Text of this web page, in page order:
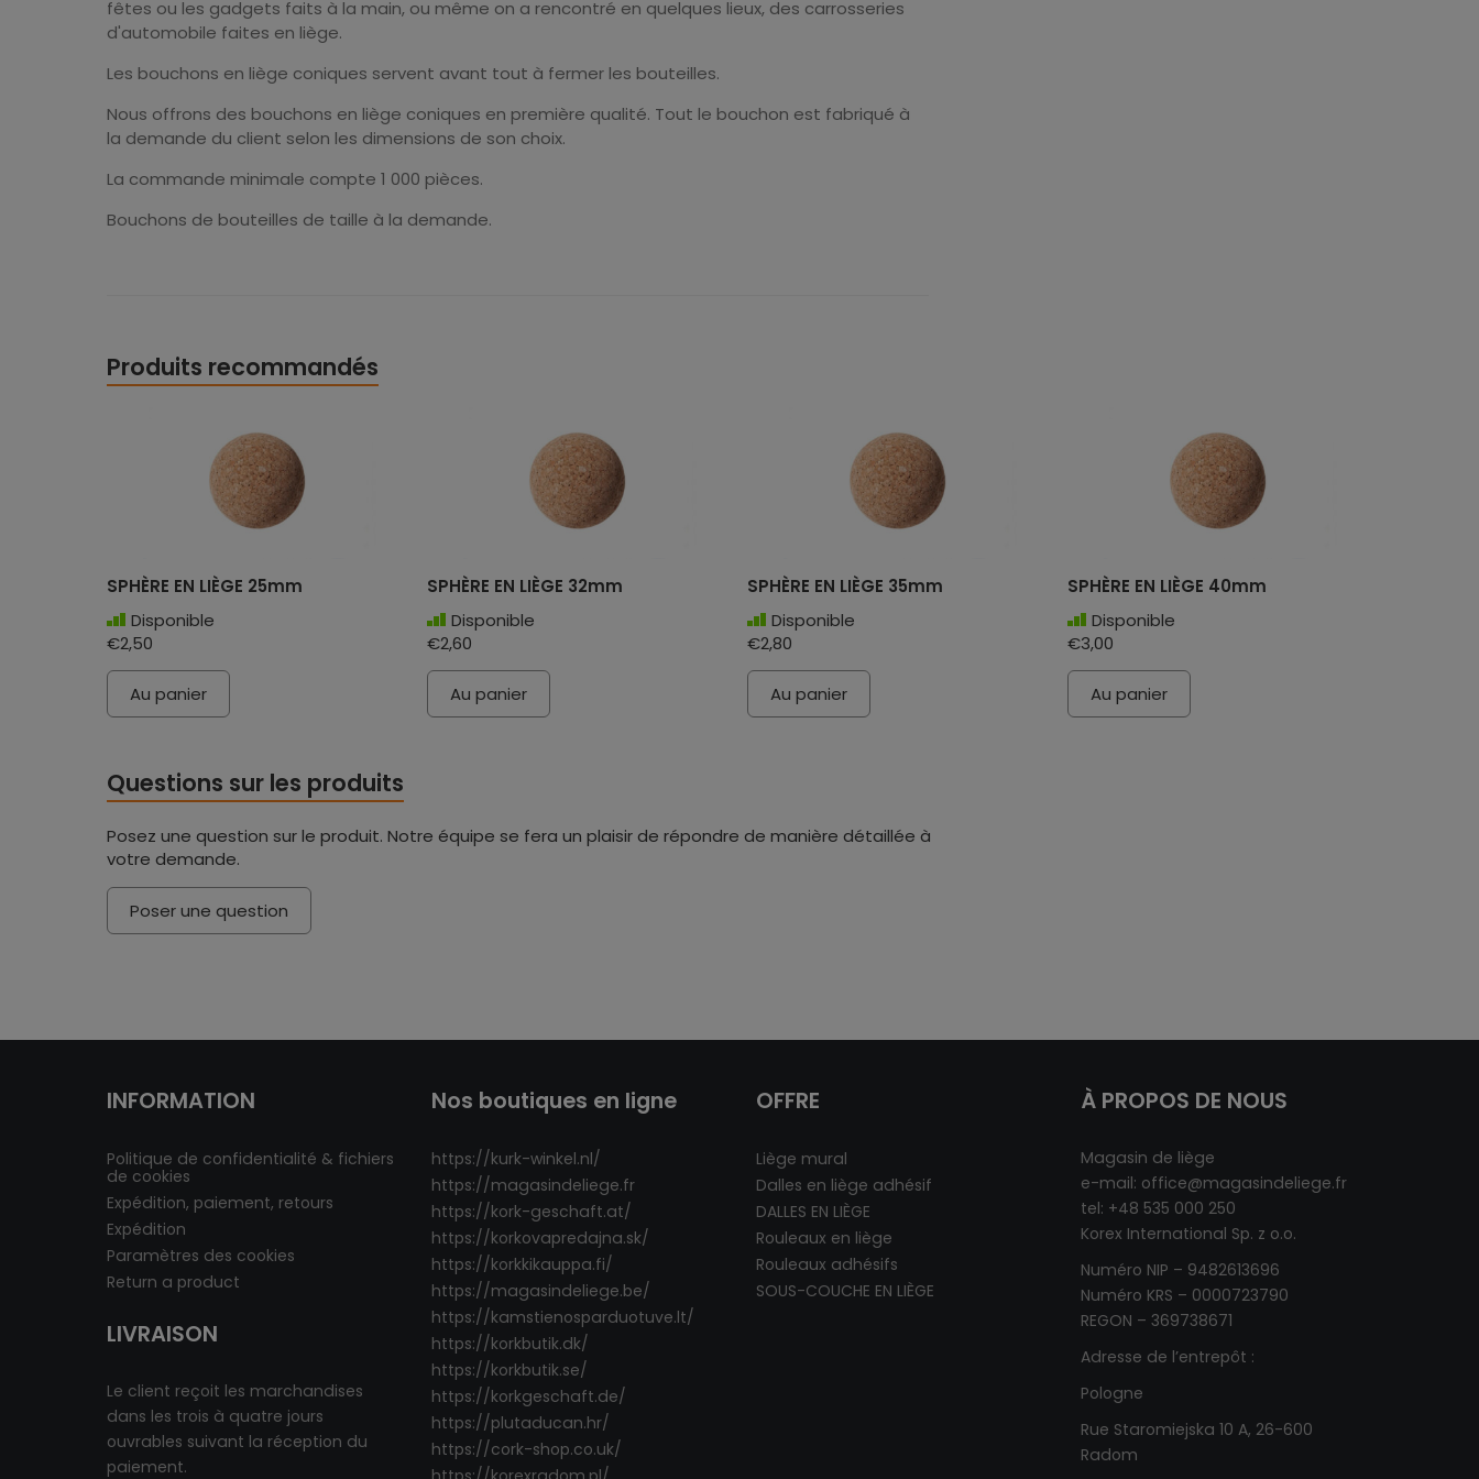
fêtes ou les gadgets faits à la main, ou même on a rencontré en quelques lieux, des carrosseries
d'automobile faites en liège.
Les bouchons en liège coniques servent avant tout à fermer les bouteilles.
Nous offrons des bouchons en liège coniques en première qualité. Tout le bouchon est fabriqué à
la demande du client selon les dimensions de son choix.
La commande minimale compte 1 000 pièces.
Bouchons de bouteilles de taille à la demande.
Produits recommandés
SPHÈRE EN LIÈGE 25mm
Disponible
€2,50
Au panier
SPHÈRE EN LIÈGE 32mm
Disponible
€2,60
Au panier
SPHÈRE EN LIÈGE 35mm
Disponible
€2,80
Au panier
SPHÈRE EN LIÈGE 40mm
Disponible
€3,00
Au panier
Questions sur les produits
Posez une question sur le produit. Notre équipe se fera un plaisir de répondre de manière détaillée à
votre demande.
Poser une question
INFORMATION
Politique de confidentialité & fichiers
de cookies
Expédition, paiement, retours
Expédition
Paramètres des cookies
Return a product
LIVRAISON
Le client reçoit les marchandises
dans les trois à quatre jours
ouvrables suivant la réception du
paiement.
Nos boutiques en ligne
https://kurk-winkel.nl/
https://magasindeliege.fr
https://kork-geschaft.at/
https://korkovapredajna.sk/
https://korkkikauppa.fi/
https://magasindeliege.be/
https://kamstienosparduotuve.lt/
https://korkbutik.dk/
https://korkbutik.se/
https://korkgeschaft.de/
https://plutaducan.hr/
https://cork-shop.co.uk/
OFFRE
Liège mural
Dalles en liège adhésif
DALLES EN LIÈGE
Rouleaux en liège
Rouleaux adhésifs
SOUS-COUCHE EN LIÈGE
À PROPOS DE NOUS
Magasin de liège
e-mail: office@magasindeliege.fr
tel: +48 535 000 250
Korex International Sp. z o.o.
Numéro NIP – 9482613696
Numéro KRS – 0000723790
REGON – 369738671
Adresse de l’entrepôt :
Pologne
Rue Staromiejska 10 A, 26-600
Radom